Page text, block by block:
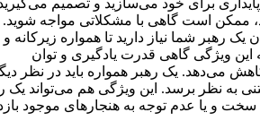
ممکن است گاهی با مشکلاتی مواجه شوید.
یک رهبر شما نیاز دارید تا همواره زیرکانه و
این ویژگی گاهی قدرت یادگیری و توان
می‌دهد. یک رهبر همواره باید در نظر
به نظر برسد. این ویژگی هم می‌تواند یک
و یا عدم توجه به هنجارهای موجود